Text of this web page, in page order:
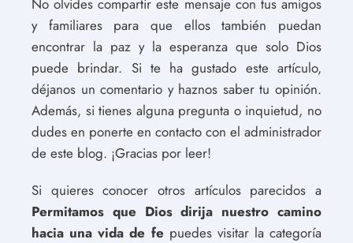
y familiares para que ellos también puedan
encontrar la paz y la esperanza que solo Dios
puede brindar. Si te ha gustado este artículo,
déjanos un comentario y haznos saber tu opinión.
Además, si tienes alguna pregunta o inquietud, no
dudes en ponerte en contacto con el administrador
de este blog. ¡Gracias por leer!
Si quieres conocer otros artículos parecidos a
Permitamos que Dios dirija nuestro camino
hacia una vida de fe puedes visitar la categoría